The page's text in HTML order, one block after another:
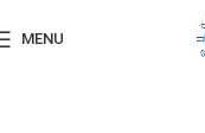
MENU